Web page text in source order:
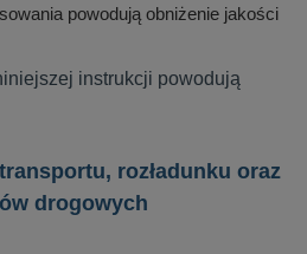
powodują obniżenie jakości
instrukcji powodują
rozładunku oraz
drogowych